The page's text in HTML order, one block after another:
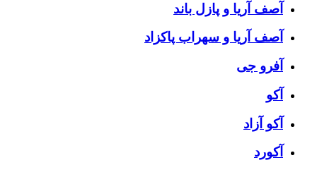
آصف آریا و پازل باند
آصف آریا و سهراب پاکزاد
آفرو جی
آکو
آکو آزاد
آکورد